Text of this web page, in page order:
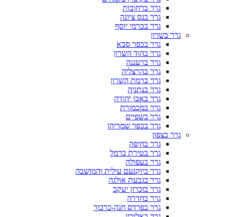
גרר ברחובות
גרר בנס ציונה
גרר בכרמי יוסף
גרר בשרון
גרר בכפר סבא
גרר בהוד השרון
גרר ברעננה
גרר בהרצליה
גרר ברמת השרון
גרר בנתניה
גרר באבן יהודה
גרר במכמורת
גרר בשפיים
גרר בכפר שמריהו
גרר בצפון
גרר בחיפה
גרר בטירת כרמל
גרר בעפולה
גרר ביוקנעם עילית והמושבה
גרר בגבעת אולגה
גרר בזכרון יעקב
גרר בחדרה
גרר בפרדס חנה-כרכור